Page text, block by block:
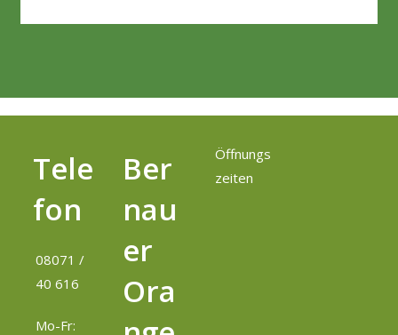
Tele
Fon
08071 /
40 616
Mo-Fr:
Ber
Nau
Er
Ora
Öffnungs
zeiten